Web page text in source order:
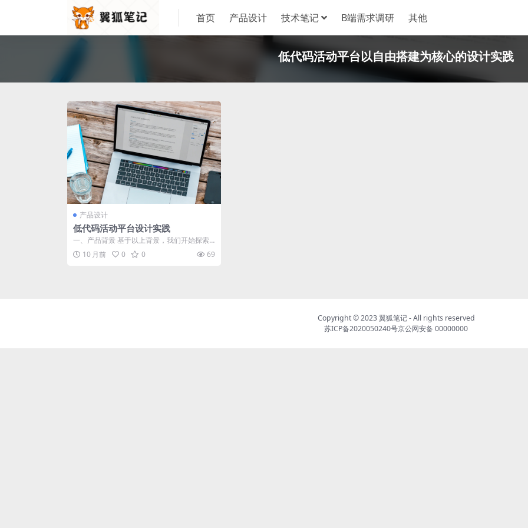
首页 产品设计 技术笔记 B端需求调研 其他
低代码活动平台以自由搭建为核心的设计实践
产品设计
低代码活动平台设计实践
一、产品背景 基于以上背景，我们开始探索
设计一个以自由搭建能力为核心的活动平
台，...10 月前 0 0 69
Copyright © 2023翼狐笔记- All rights reserved
苏ICP备2020050240号京公网安备 00000000